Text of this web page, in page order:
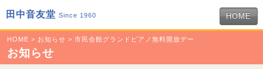
田中音友堂 Since 1960 HOME
HOME > お知らせ > 市民会館グランドピアノ無料開放デー
お知らせ